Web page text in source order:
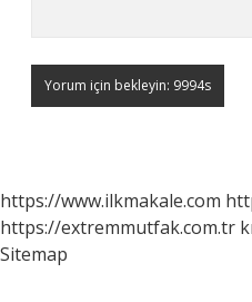
https://www.ilkmakale.com
https://extremmutfak.com.tr
Sitemap